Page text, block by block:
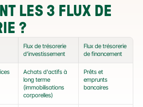
LES 3 FLUX DE
?
Flux de trésorerie
d’investissement
Flux de trésorerie
de financement
Achats d'actifs à
long terme
(immobilisations
corporelles)
Prêts et
emprunts
bancaires